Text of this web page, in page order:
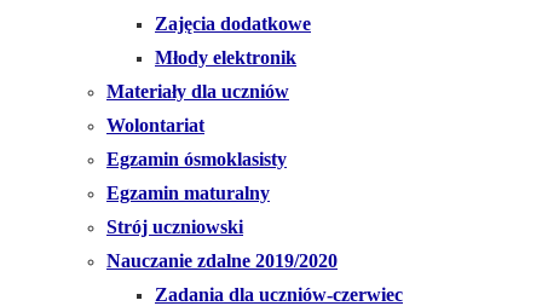
Zajęcia dodatkowe
Młody elektronik
Materiały dla uczniów
Wolontariat
Egzamin ósmoklasisty
Egzamin maturalny
Strój uczniowski
Nauczanie zdalne 2019/2020
Zadania dla uczniów-czerwiec